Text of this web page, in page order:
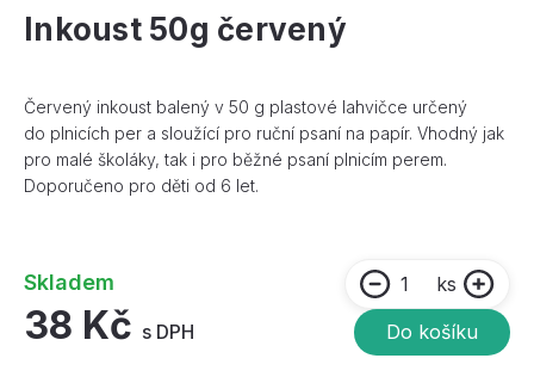
Inkoust 50g červený
Červený inkoust balený v 50 g plastové lahvičce určený
do plnicích per a sloužící pro ruční psaní na papír. Vhodný jak
pro malé školáky, tak i pro běžné psaní plnicím perem.
Doporučeno pro děti od 6 let.
Skladem
38 Kč s DPH
ks
Do košíku